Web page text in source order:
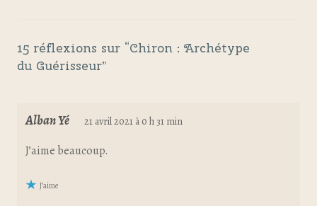
15 réflexions sur “Chiron : Archétype
du Guérisseur”
Alban Yé 21 avril 2021 à 0 h 31 min
J’aime beaucoup.
J’aime